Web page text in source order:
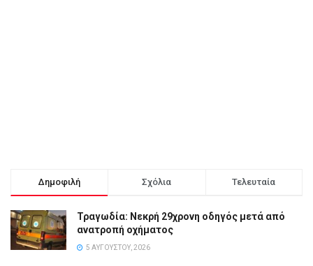
Δημοφιλή Σχόλια Τελευταία
Τραγωδία: Νεκρή 29χρονη οδηγός μετά από
ανατροπή οχήματος
5 ΑΥΓΟΎΣΤΟΥ, 2026